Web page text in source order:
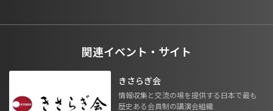
関連イベント・サイト
きさらぎ会
情報収集と交流の場を提供する日本で最も
歴史ある会員制の講演会組織